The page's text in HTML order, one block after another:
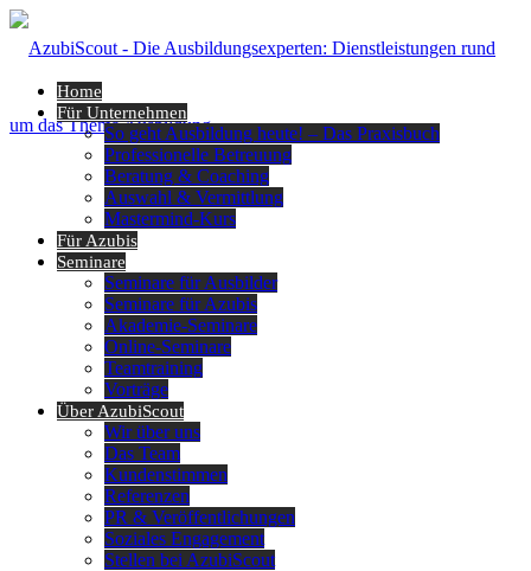
Home
Für Unternehmen
So geht Ausbildung heute! – Das Praxisbuch
Professionelle Betreuung
Beratung & Coaching
Auswahl & Vermittlung
Mastermind-Kurs
Für Azubis
Seminare
Seminare für Ausbilder
Seminare für Azubis
Akademie-Seminare
Online-Seminare
Teamtraining
Vorträge
Über AzubiScout
Wir über uns
Das Team
Kundenstimmen
Referenzen
PR & Veröffentlichungen
Soziales Engagement
Stellen bei AzubiScout